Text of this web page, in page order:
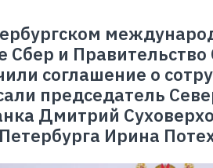
Сбер и Правительство
соглашение о
председатель
Дмитрий
Ирина